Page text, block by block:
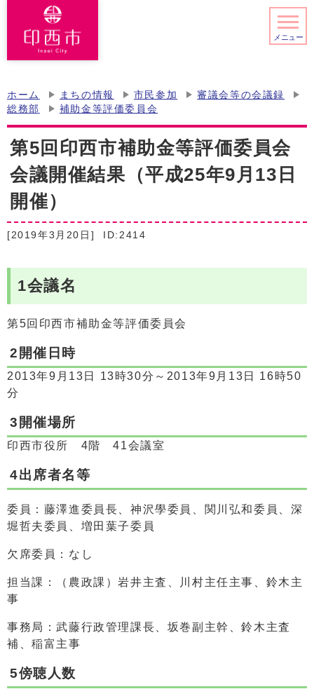
メニュー
ホーム まちの情報 市民参加
審議会等の会議録
総務部
補助金等評価委員会
第5回印西市補助金等評価委員会
会議開催結果（平成25年9月13日
開催）
[2019年3月20日] ID:2414
1会議名
第5回印西市補助金等評価委員会
2開催日時
2013年9月13日 13時30分～2013年9月13日 16時50
分
3開催場所
印西市役所 4階 41会議室
4出席者名等
委員：藤澤進委員長、神沢學委員、関川弘和委員、深
堀哲夫委員、増田葉子委員
欠席委員：なし
担当課：（農政課）岩井主査、川村主任主事、鈴木主
事
事務局：武藤行政管理課長、坂巻副主幹、鈴木主査
補、稲富主事
5傍聴人数